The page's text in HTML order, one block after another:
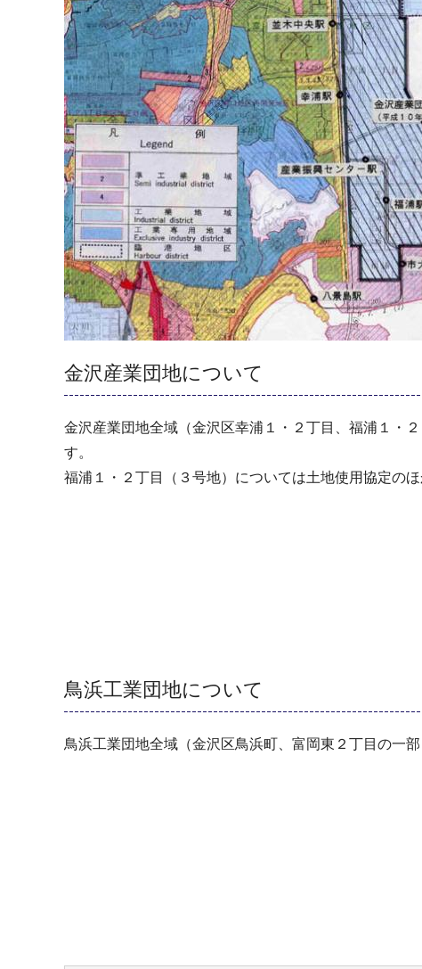
金沢産業団地について
金沢産業団地全域（金沢区幸浦１・２丁目、福浦１・
す。
福浦１・２丁目（３号地）については土地使用協定の
鳥浜工業団地について
鳥浜工業団地全域（金沢区鳥浜町、富岡東２丁目の一